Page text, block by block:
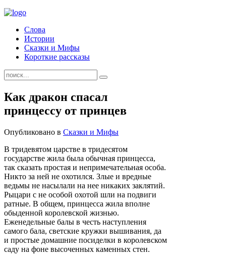
Слова
Истории
Сказки и Мифы
Короткие рассказы
Как дракон спасал
принцессу от принцев
Опубликовано в Сказки и Мифы
В тридевятом царстве в тридесятом
государстве жила была обычная принцесса,
так сказать простая и непримечательная особа.
Никто за ней не охотился. Злые и вредные
ведьмы не насылали на нее никаких заклятий.
Рыцари с не особой охотой шли на подвиги
ратные. В общем, принцесса жила вполне
обыденной королевской жизнью.
Еженедельные балы в честь наступления
самого бала, светские кружки вышивания, да
и простые домашние посиделки в королевском
саду на фоне высоченных каменных стен.